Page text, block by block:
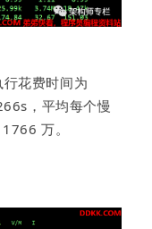
花费时间为
，平均每个慢
万。